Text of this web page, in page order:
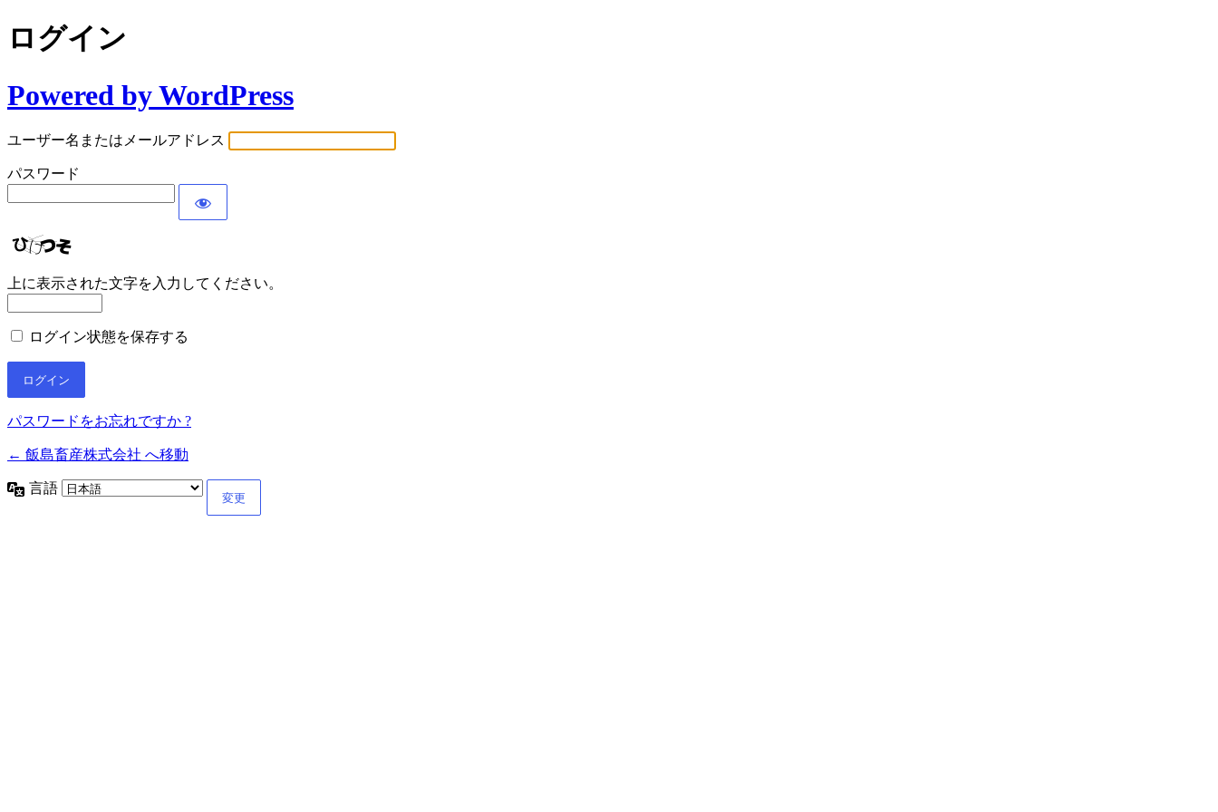
ログイン
Powered by WordPress
ユーザー名またはメールアドレス
パスワード
上に表示された文字を入力してください。
ログイン状態を保存する
パスワードをお忘れですか ?
← 飯島畜産株式会社 へ移動
言語